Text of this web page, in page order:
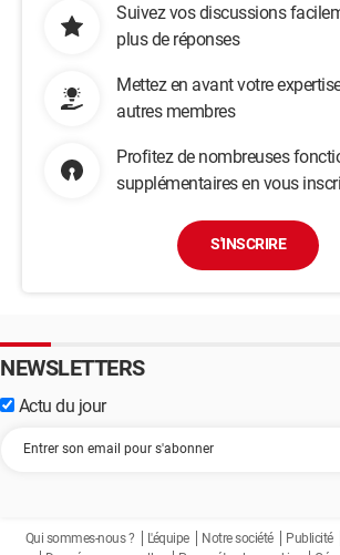
Suivez vos discussions
plus de réponses
Mettez en avant votre
autres membres
Profitez de nombreuses
supplémentaires en vous
S'INSCRIRE
NEWSLETTERS
Actu du jour
Qui sommes-nous ? L'équipe Notre société Publicité